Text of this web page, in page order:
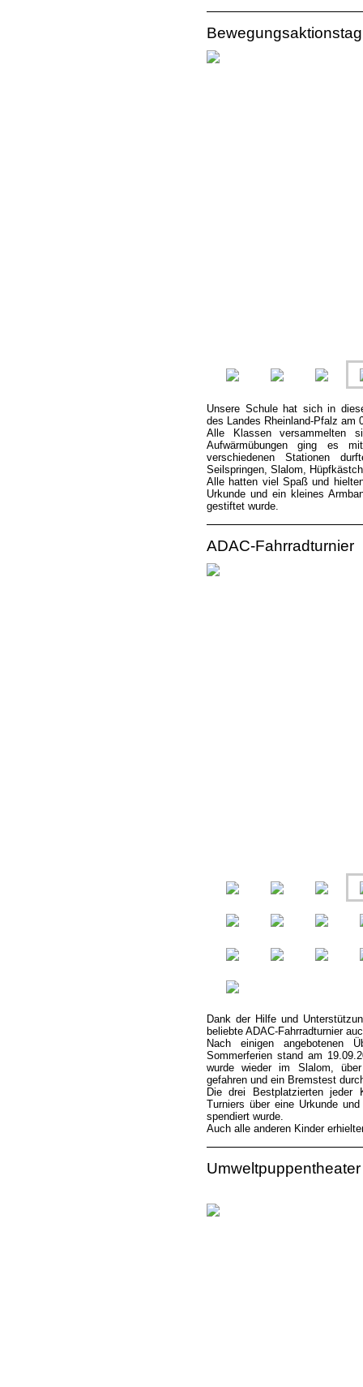
Unsere Schule hat sich in
des Landes Rheinland-Pfalz am
Alle Klassen versammelten
Aufwärmübungen ging es
verschiedenen Stationen
Seilspringen, Slalom,
Alle hatten viel Spaß und
Urkunde und ein kleines
gestiftet wurde.
ADAC-Fahrradturnier
Dank der Hilfe und
beliebte ADAC-Fahrradturnier
Nach einigen angebotenen
Sommerferien stand am
wurde wieder im Slalom,
gefahren und ein Bremstest
Die drei Bestplatzierten
Turniers über eine Urkunde
spendiert wurde.
Auch alle anderen Kinder
Umweltpuppentheater